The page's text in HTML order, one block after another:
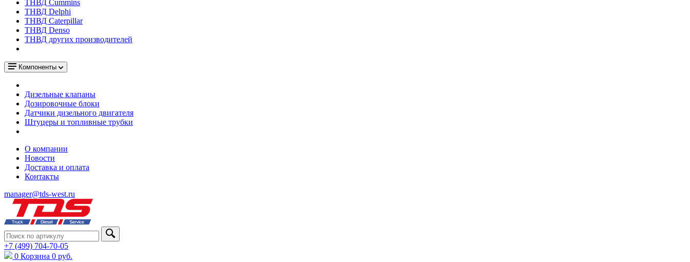
ТНВД Cummins
ТНВД Delphi
ТНВД Caterpillar
ТНВД Denso
ТНВД других производителей
Компоненты
Дизельные клапаны
Дозировочные блоки
Датчики дизельного двигателя
Штуцеры и топливные трубки
О компании
Новости
Доставка и оплата
Контакты
manager@tds-west.ru
+7 (499) 704-70-05
0 Корзина 0 руб.